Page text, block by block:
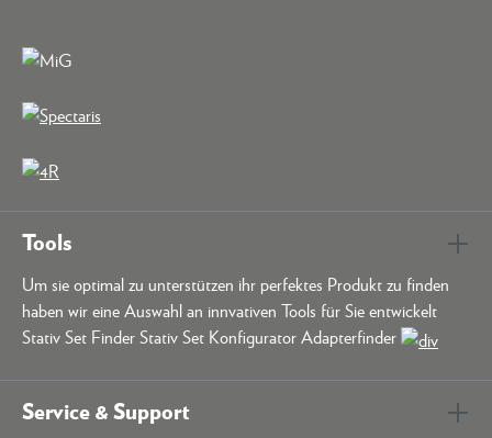
Tools
Um sie optimal zu unterstützen ihr perfektes Produkt zu finden
haben wir eine Auswahl an innvativen Tools für Sie entwickelt
Stativ Set Finder Stativ Set Konfigurator Adapterfinder
Service & Support